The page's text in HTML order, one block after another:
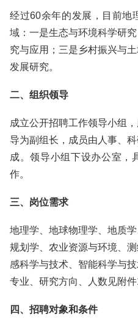
经过60余年的发展，目前地
域：一是生态与环境科学研
究与应用；三是乡村振兴与
发展研究。
二、组织领导
成立公开招聘工作领导小组
导为副组长，成员由人事、
成。领导小组下设办公室，
作。
三、岗位需求
地理学、地球物理学、地质
规划学、农业资源与环境、
感科学与技术、智能科学与
专业、研究方向、人数见附件
四、招聘对象和条件